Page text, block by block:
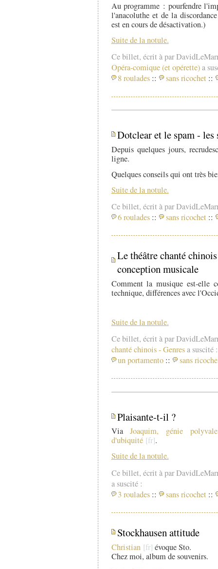
Au programme : pourfendre
l'anacoluthe et de la
est en cours de désactivation.)
Suite de la notule.
Ce billet, écrit à par
Opéra-comique (et opérette)a
8 roulades :: sans ricochet ::
Dotclear et le spam -
Depuis quelques jours,
ligne.
Quelques conseils qui ont très
Suite de la notule.
Ce billet, écrit à par
6 roulades :: sans ricochet ::
Le théâtre chanté
conception musicale
Comment la musique est-elle
technique, différences avec
Suite de la notule.
Ce billet, écrit à par
chanté chinois-Genresa suscité :
un portamento :: sans
Plaisante-t-il ?
ViaJoaquim, génie
d'ubiquité
.
Suite de la notule.
Ce billet, écrit à par
a suscité :
3 roulades :: sans ricochet ::
Stockhausen attitude
Christian
évoque Sto.
Chez moi, album de souvenirs.